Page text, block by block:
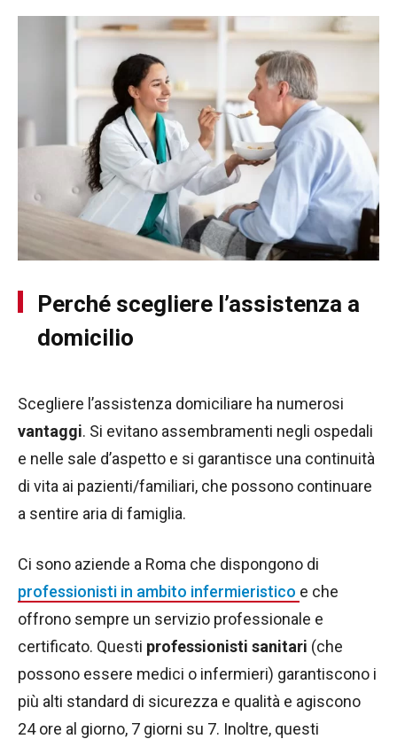
Perché scegliere l’assistenza a
domicilio
Scegliere l’assistenza domiciliare ha numerosi
vantaggi. Si evitano assembramenti negli ospedali
e nelle sale d’aspetto e si garantisce una continuità
di vita ai pazienti/familiari, che possono continuare
a sentire aria di famiglia.
Ci sono aziende a Roma che dispongono di
professionisti in ambito infermieristico e che
offrono sempre un servizio professionale e
certificato. Questi professionisti sanitari (che
possono essere medici o infermieri) garantiscono i
più alti standard di sicurezza e qualità e agiscono
24 ore al giorno, 7 giorni su 7. Inoltre, questi